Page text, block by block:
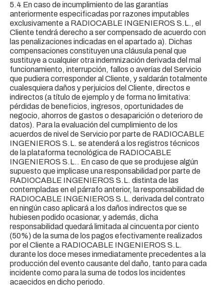
5.4 En caso de incumplimiento de las garantías
anteriormente especificadas por razones imputables
exclusivamente a RADIOCABLE INGENIEROS S.L., el
Cliente tendrá derecho a ser compensado de acuerdo con
las penalizaciones indicadas en el apartado a). Dichas
compensaciones constituyen una cláusula penal que
sustituye a cualquier otra indemnización derivada del mal
funcionamiento, interrupción, fallos o averías del Servicio
que pudiera corresponder al Cliente, y saldarán totalmente
cualesquiera daños y perjuicios del Cliente, directos e
indirectos (a título de ejemplo y de forma no limitativa:
pérdidas de beneficios, ingresos, oportunidades de
negocio, ahorros de gastos o desaparición o deterioro de
datos). Para la evaluación del cumplimiento de los
acuerdos de nivel de Servicio por parte de RADIOCABLE
INGENIEROS S.L. se atenderá a los registros técnicos
de la plataforma tecnológica de RADIOCABLE
INGENIEROS S.L.. En caso de que se produjese algún
supuesto que implicase una responsabilidad por parte de
RADIOCABLE INGENIEROS S.L. distinta de las
contempladas en el párrafo anterior, la responsabilidad de
RADIOCABLE INGENIEROS S.L. derivada del contrato
en ningún caso aplicará a los daños indirectos que se
hubiesen podido ocasionar, y además, dicha
responsabilidad quedará limitada al cincuenta por ciento
(50%) de la suma de los pagos efectivamente realizados
por el Cliente a RADIOCABLE INGENIEROS S.L.
durante los doce meses inmediatamente precedentes a la
producción del evento causante del daño, tanto para cada
incidente como para la suma de todos los incidentes
acaecidos en dicho periodo.